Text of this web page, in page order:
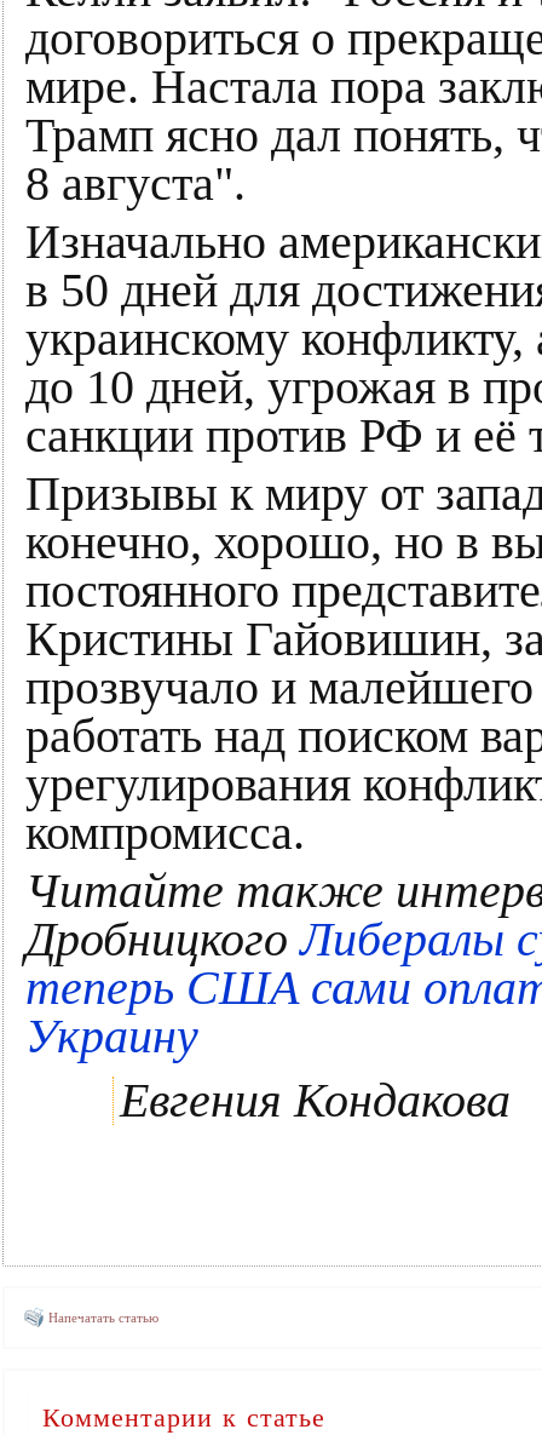
договориться о
мире. Настала пора
Трамп ясно дал понять,
8 августа".
Изначально
в 50 дней для
украинскому конфликту,
до 10 дней, угрожая в
санкции против РФ и её
Призывы к миру от
конечно, хорошо, но в
постоянного
Кристины Гайовишин,
прозвучало и
работать над поиском
урегулирования
компромисса.
Читайте также
ДробницкогоЛибералы
теперь США сами
Украину
Евгения Кондакова
Напечатать статью
Комментарии к статье